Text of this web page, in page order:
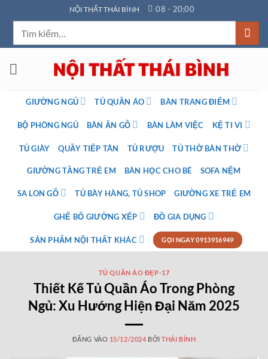
qua
dung
NỘI THẤT THÁI BÌNH 08 - 20:00
GIƯỜNG NGỦ TỦ QUẦN ÁO BÀN TRANG ĐIỂM
BỘ PHÒNG NGỦ BÀN ĂN GỖ BÀN LÀM VIỆC KỆ TI VI
TỦ GIÀY QUẦY TIẾP TÂN TỦ RƯỢU TỦ THỜ BÀN THỜ
GIƯỜNG TẦNG TRẺ EM BÀN HỌC CHO BÉ SOFA NỆM
SA LON GỖ TỦ BÀY HÀNG, TỦ SHOP GIƯỜNG XE TRẺ EM
GHẾ BỐ GIƯỜNG XẾP ĐỒ GIA DỤNG
SẢN PHẨM NỘI THẤT KHÁC GỌI NGAY 0913916949
TỦ QUẦN ÁO ĐẸP-17
Thiết Kế Tủ Quần Áo Trong Phòng
Ngủ: Xu Hướng Hiện Đại Năm 2025
ĐĂNG VÀO 15/12/2024 BỞITHÁI BÌNH